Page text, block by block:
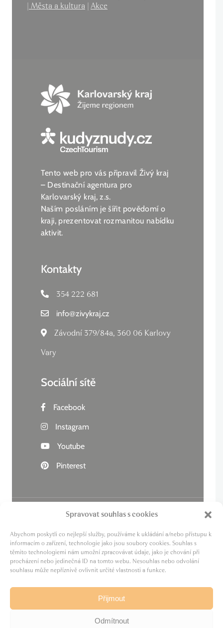
Spravovat souhlas s cookies
Abychom poskytli co nejlepší služby, používáme k ukládání a/nebo přístupu k
informacím o zařízení, technologie jako jsou soubory cookies. Souhlas s
těmito technologiemi nám umožní zpracovávat údaje, jako je chování při
procházení nebo jedinečná ID na tomto webu. Nesouhlas nebo odvolání
souhlasu může nepříznivě ovlivnit určité vlastnosti a funkce.
Přijmout
Odmítnout
| Města a kultura | Akce
Tento web pro vás připravil Živý kraj
– Destinační agentura pro
Karlovarský kraj, z.s.
Naším posláním je šířit povědomí o
kraji, prezentovat rozmanitou nabídku
aktivit.
Kontakty
354 222 681
info@zivykraj.cz
Závodní 379/84a, 360 06 Karlovy
Vary
Sociální sítě
Facebook
Instagram
Youtube
Pinterest
Lázně zdraví
Cesta za pivem
MICE
Film Karlovy Vary